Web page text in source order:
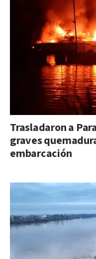
Trasladaron a
graves
embarcación